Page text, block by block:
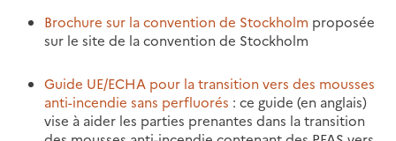
Brochure sur la convention de Stockholm proposée
sur le site de la convention de Stockholm
Guide UE/ECHA pour la transition vers des mousses
anti-incendie sans perfluorés : ce guide (en anglais)
vise à aider les parties prenantes dans la transition